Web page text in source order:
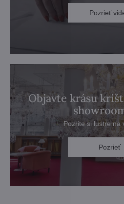
Pozrieť
Objavte krásu
Pozrite si lustre na
Pozrieť